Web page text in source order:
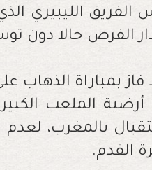
الفريق الليبيري
الفرص حالا دون
بمباراة الذهاب
الملعب
بالمغرب،
القدم.